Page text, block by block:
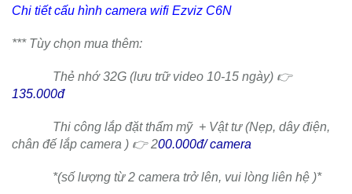
Chi tiết cấu hình camera wifi Ezviz C6N
*** Tùy chọn mua thêm:
Thẻ nhớ 32G (lưu trữ video 10-15 ngày) 👉
135.000đ
Thi công lắp đặt thẩm mỹ + Vật tư (Nẹp, dây điện,
chân đế lắp camera ) 👉 200.000đ/camera
*(số lượng từ 2 camera trở lên, vui lòng liên hệ )*